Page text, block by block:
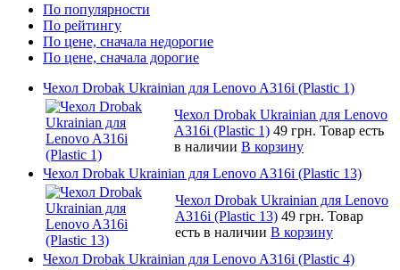
По популярности
По рейтингу
По цене, сначала недорогие
По цене, сначала дорогие
Чехол Drobak Ukrainian для Lenovo A316i (Plastic 1)
Чехол Drobak Ukrainian для Lenovo
A316i (Plastic 1) 49 грн. Товар есть
в наличии В корзину
Чехол Drobak Ukrainian для Lenovo A316i (Plastic 13)
Чехол Drobak Ukrainian для Lenovo
A316i (Plastic 13) 49 грн. Товар
есть в наличии В корзину
Чехол Drobak Ukrainian для Lenovo A316i (Plastic 4)